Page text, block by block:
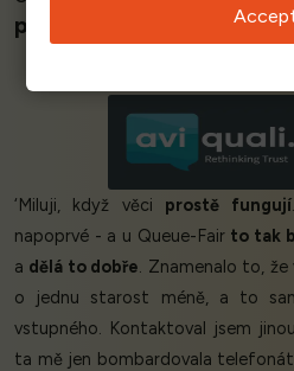
provozními špičkami.’
‘Miluji, když věci prostě fungují
napoprvé - a u Queue-Fair to tak
a dělá to dobře. Znamenalo to,
o jednu starost méně, a to
vstupného. Kontaktoval jsem
ta mě jen bombardovala